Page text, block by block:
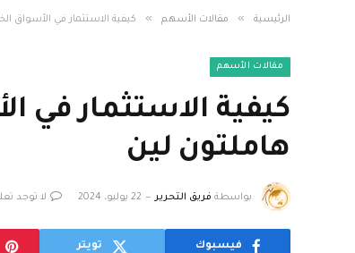
الرئيسية » مقالات الأسهم » كيفية الاستثمار في الأسواق
مقالات الأسهم
كيفية الاستثمار في
هاملتون لين
بواسطة فريق التحرير 22 يوليو، 2024 لا توجد
فيسبوك تويتر